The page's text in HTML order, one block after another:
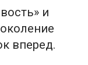
и
вперед.